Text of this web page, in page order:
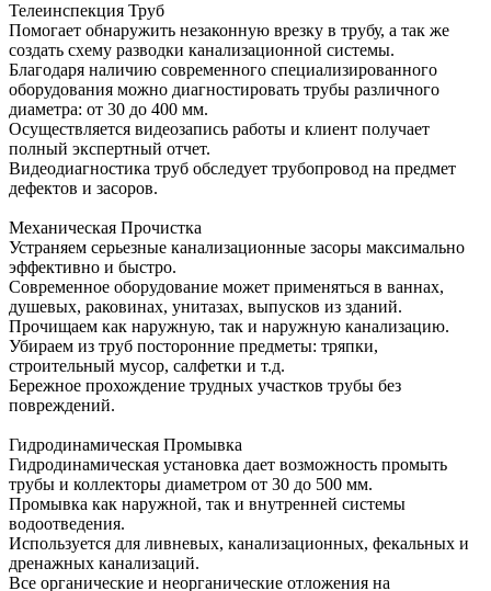
Телеинспекция Труб
Помогает обнаружить незаконную врезку в трубу, а так же
создать схему разводки канализационной системы.
Благодаря наличию современного специализированного
оборудования можно диагностировать трубы различного
диаметра: от 30 до 400 мм.
Осуществляется видеозапись работы и клиент получает
полный экспертный отчет.
Видеодиагностика труб обследует трубопровод на предмет
дефектов и засоров.
Механическая Прочистка
Устраняем серьезные канализационные засоры максимально
эффективно и быстро.
Современное оборудование может применяться в ваннах,
душевых, раковинах, унитазах, выпусков из зданий.
Прочищаем как наружную, так и наружную канализацию.
Убираем из труб посторонние предметы: тряпки,
строительный мусор, салфетки и т.д.
Бережное прохождение трудных участков трубы без
повреждений.
Гидродинамическая Промывка
Гидродинамическая установка дает возможность промыть
трубы и коллекторы диаметром от 30 до 500 мм.
Промывка как наружной, так и внутренней системы
водоотведения.
Используется для ливневых, канализационных, фекальных и
дренажных канализаций.
Все органические и неорганические отложения на